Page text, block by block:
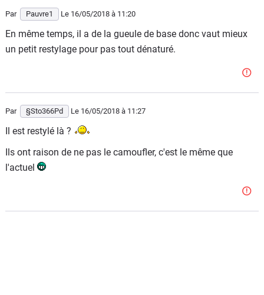
Par Pauvre1 Le 16/05/2018 à 11:20
En même temps, il a de la gueule de base donc vaut mieux
un petit restylage pour pas tout dénaturé.
Par §Sto366Pd Le 16/05/2018 à 11:27
Il est restylé là ?
Ils ont raison de ne pas le camoufler, c'est le même que
l'actuel